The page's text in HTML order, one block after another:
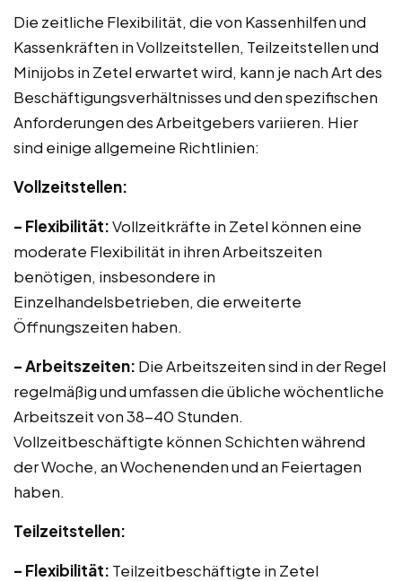
Die zeitliche Flexibilität, die von Kassenhilfen und
Kassenkräften in Vollzeitstellen, Teilzeitstellen und
Minijobs in Zetel erwartet wird, kann je nach Art des
Beschäftigungsverhältnisses und den spezifischen
Anforderungen des Arbeitgebers variieren. Hier
sind einige allgemeine Richtlinien:
Vollzeitstellen:
– Flexibilität:Vollzeitkräfte in Zetel können eine
moderate Flexibilität in ihren Arbeitszeiten
benötigen, insbesondere in
Einzelhandelsbetrieben, die erweiterte
Öffnungszeiten haben.
– Arbeitszeiten: Die Arbeitszeiten sind in der Regel
regelmäßig und umfassen die übliche wöchentliche
Arbeitszeit von 38-40 Stunden.
Vollzeitbeschäftigte können Schichten während
der Woche, an Wochenenden und an Feiertagen
haben.
Teilzeitstellen:
– Flexibilität: Teilzeitbeschäftigte in Zetel